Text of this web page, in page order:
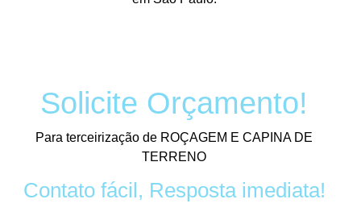
Solicite Orçamento!
Para terceirização de ROÇAGEM E CAPINA DE
TERRENO
Contato fácil, Resposta imediata!